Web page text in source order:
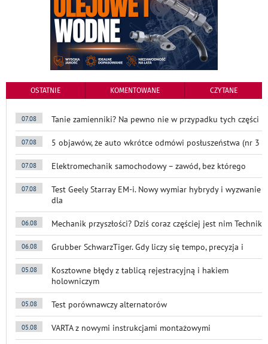
OSTATNIE KOMENTOWANE CZYTANE
07.08 Tanie zamienniki? Na pewno nie w przypadku tych części
07.08 5 objawów, że auto wkrótce odmówi posłuszeństwa (nr 3
07.08 Elektromechanik samochodowy – zawód, bez którego
07.08
Test Geely Starray EM-i. Nowy wymiar hybrydy i wyzwanie
dla
06.08 Mechanik przyszłości? Dziś coraz częściej jest nim Technik
06.08 Grubber SchwarzTiger. Gdy liczy się tempo, precyzja i
05.08
Kosztowne błędy z tablicą rejestracyjną i hakiem
holowniczym
05.08 Test porównawczy alternatorów
05.08 VARTA z nowymi instrukcjami montażowymi